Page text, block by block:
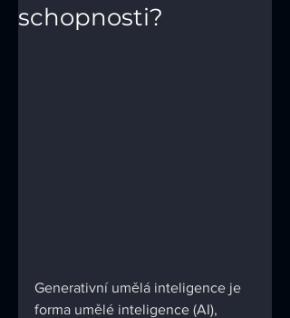
schopnosti?
Generativní umělá inteligence je
forma umělé inteligence (AI),